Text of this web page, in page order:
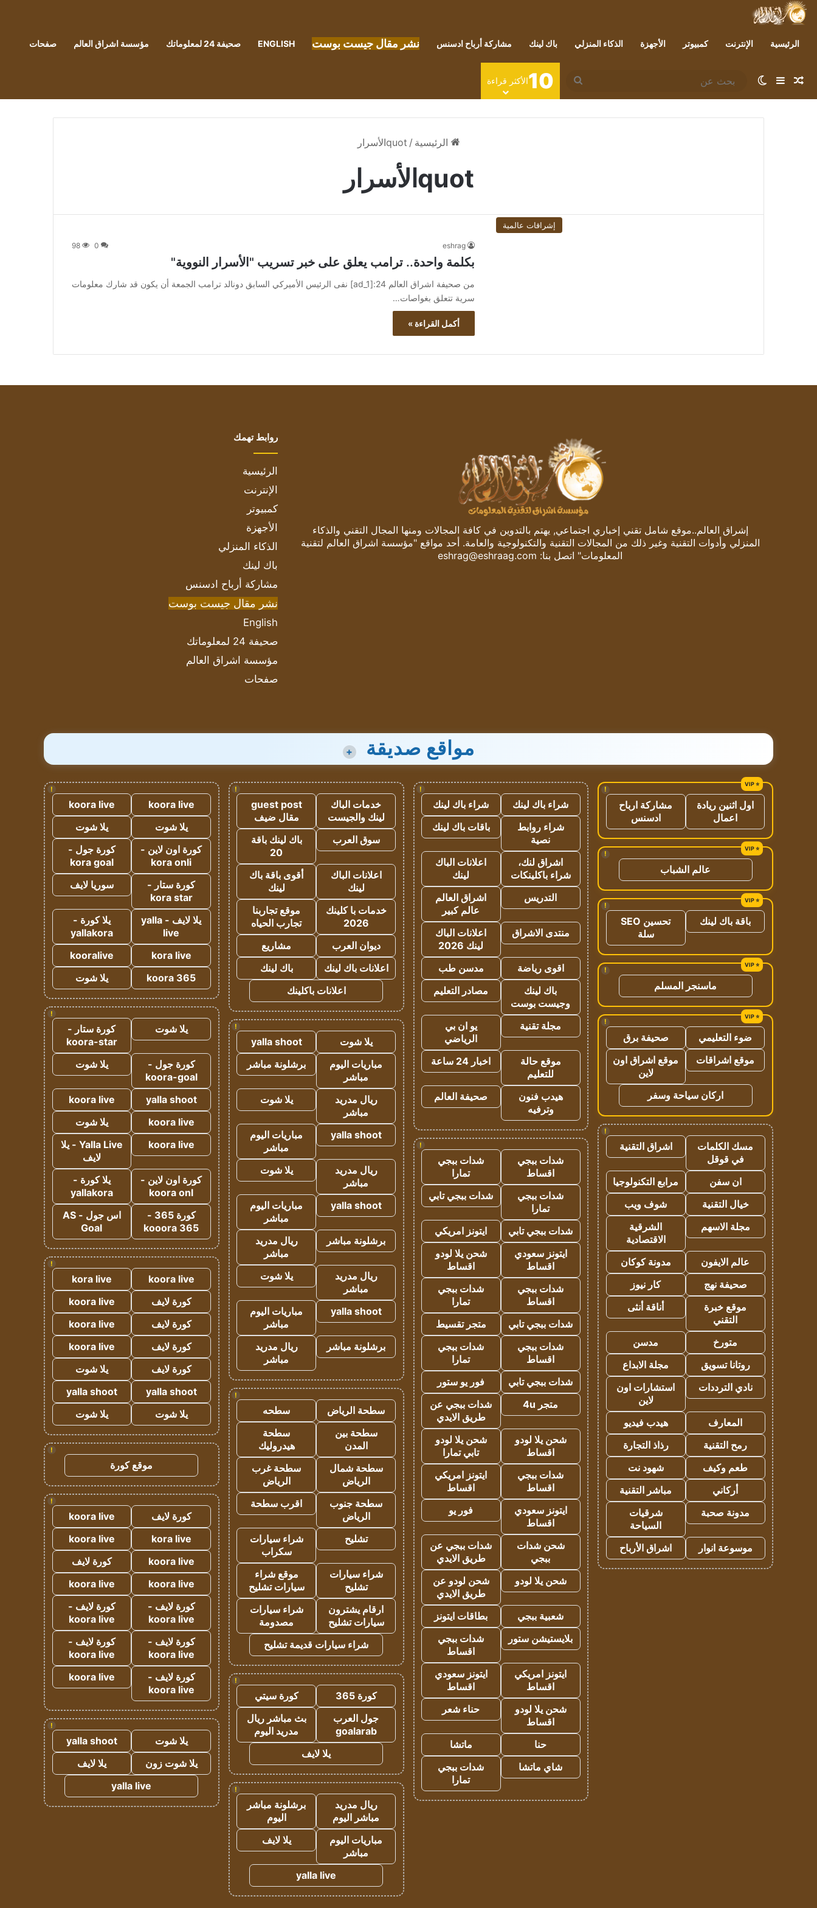
الرئيسية الإنترنت كمبيوتر الأجهزة الذكاء المنزلي باك لينك مشاركة أرباح ادسنس نشر مقال جيست بوست ENGLISH صحيفة 24 لمعلوماتك مؤسسة اشراق العالم صفحات
مقال عشوائي
إضافة عمود جانبي
الوضع المظلم
بحث
عن
10الأكثر قراءة
الرئيسية / quotالأسرار
quotالأسرار
إشراقات عالمية
eshrag
0
98
بكلمة واحدة.. ترامب يعلق على خبر تسريب "الأسرار النووية"
من صحيفة اشراق العالم 24:[ad_1] نفى الرئيس الأميركي السابق دونالد ترامب الجمعة أن يكون قد شارك معلومات
سرية تتعلق بغواصات…
أكمل القراءة »
إشراق العالم..موقع شامل تقني إخباري اجتماعي, يهتم بالتدوين في كافة المجالات ومنها المجال التقني والذكاء
المنزلي وأدوات التقنية وغير ذلك من المجالات التقنية والتكنولوجية والعامة. أحد مواقع "مؤسسة اشراق العالم لتقنية
المعلومات" اتصل بنا: eshrag@eshraag.com
روابط تهمك
الرئيسية
الإنترنت
كمبيوتر
الأجهزة
الذكاء المنزلي
باك لينك
مشاركة أرباح ادسنس
نشر مقال جيست بوست
English
صحيفة 24 لمعلوماتك
مؤسسة اشراق العالم
صفحات
مواقع صديقة +
!
اول اثنين ريادة
اعمال
مشاركة ارباح
ادسنس
!
عالم الشباب
!
باقة باك لينك
تحسين SEO
سلة
!
ماسنجر المسلم
!
ضوء التعليمي
صحيفة برق
موقع اشراقات
موقع اشراق اون
لاين
اركان سياحة وسفر
!
مسك الكلمات
في قوقل
اشراق التقنية
ان سفن
مرابع التكنولوجيا
خيال التقنية
شوف ويب
مجلة الاسهم
الشرقية
الاقتصادية
عالم الايفون
مدونة كوكان
صحيفة نهج
كار نيوز
موقع خبرة
التقني
أناقة أنثى
متورخ
مدسن
روتانا تسويق
مجلة الابداع
نادي الترددات
استشارات اون
لاين
المعارف
هيدب فيديو
رمح التقنية
رذاذ التجارة
طعم وكيف
شهود نت
أركاني
مباشر التقنية
مدونة صحبة
شرقيات
السياحة
موسوعة انوار
اشراق الأرباح
!
شراء باك لينك
شراء باك لينك
شراء روابط
نصية
باقات باك لينك
اشراق لنك،
شراء باكلينكات
اعلانات الباك
لينك
التدريس
اشراق العالم
عالم كبير
منتدى الاشراق
اعلانات الباك
لينك 2026
اقوى رياضة
مدسن طب
باك لينك
وجيست بوست
مصادر التعليم
مجلة تقنية
يو ان بي
الرياضي
موقع حالة
للتعليم
اخبار 24 ساعة
هيدب فنون
وترفيه
صحيفة العالم
!
شدات ببجي
اقساط
شدات ببجي
تمارا
شدات ببجي
تمارا
شدات ببجي تابي
شدات ببجي تابي
ايتونز امريكي
ايتونز سعودي
اقساط
شحن يلا لودو
اقساط
شدات ببجي
اقساط
شدات ببجي
تمارا
شدات ببجي تابي
متجر تقسيط
شدات ببجي
اقساط
شدات ببجي
تمارا
شدات ببجي تابي
فور يو ستور
متجر 4u
شدات ببجي عن
طريق الايدي
شحن يلا لودو
اقساط
شحن يلا لودو
تابي تمارا
شدات ببجي
اقساط
ايتونز امريكي
اقساط
ايتونز سعودي
اقساط
فور يو
شحن شدات
ببجي
شدات ببجي عن
طريق الايدي
شحن يلا لودو
شحن لودو عن
طريق الايدي
شعبية ببجي
بطاقات ايتونز
بلايستيشن ستور
شدات ببجي
اقساط
ايتونز امريكي
اقساط
ايتونز سعودي
اقساط
شحن يلا لودو
اقساط
حناء شعر
حنا
ماتشا
شاي ماتشا
شدات ببجي
تمارا
!
خدمات الباك
لينك والجيست
guest post
مقال ضيف
سوق العرب
باك لينك باقة
20
اعلانات الباك
لينك
أقوى باقة باك
لينك
خدمات با كلينك
2026
موقع تجاربنا
تجارب الحياه
ديوان العرب
مشاريع
اعلانات باك لينك
باك لينك
اعلانات باكلينك
!
يلا شوت
yalla shoot
مباريات اليوم
مباشر
برشلونة مباشر
ريال مدريد
مباشر
يلا شوت
yalla shoot
مباريات اليوم
مباشر
ريال مدريد
مباشر
يلا شوت
yalla shoot
مباريات اليوم
مباشر
برشلونة مباشر
ريال مدريد
مباشر
ريال مدريد
مباشر
يلا شوت
yalla shoot
مباريات اليوم
مباشر
برشلونة مباشر
ريال مدريد
مباشر
!
سطحة الرياض
سطحه
سطحة بين
المدن
سطحة
هيدروليك
سطحة شمال
الرياض
سطحة غرب
الرياض
سطحة جنوب
الرياض
اقرب سطحة
تشليح
شراء سيارات
سكراب
شراء سيارات
تشليح
موقع شراء
سيارات تشليح
ارقام يشترون
سيارات تشليح
شراء سيارات
مصدومة
شراء سيارات قديمة تشليح
!
كورة 365
كورة سيتي
جول العرب
goalarab
بث مباشر ريال
مدريد اليوم
يلا لايف
!
ريال مدريد
مباشر اليوم
برشلونة مباشر
اليوم
مباريات اليوم
مباشر
يلا لايف
yalla live
!
koora live
koora live
يلا شوت
يلا شوت
كورة اون لاين -
kora onli
كورة جول -
kora goal
كورة ستار -
kora star
سوريا لايف
يلا لايف - yalla
live
يلا كورة -
yallakora
kora live
kooralive
koora 365
يلا شوت
!
يلا شوت
كورة ستار -
koora-star
كورة جول -
koora-goal
يلا شوت
yalla shoot
koora live
koora live
يلا شوت
koora live
Yalla Live - يلا
لايف
كورة اون لاين -
koora onl
يلا كورة -
yallakora
كورة 365 -
kooora 365
اس جول - AS
Goal
!
koora live
kora live
كورة لايف
koora live
كورة لايف
koora live
كورة لايف
koora live
كورة لايف
يلا شوت
yalla shoot
yalla shoot
يلا شوت
يلا شوت
!
موقع كورة
!
كورة لايف
koora live
kora live
koora live
koora live
كورة لايف
koora live
koora live
كورة لايف -
koora live
كورة لايف -
koora live
كورة لايف -
koora live
كورة لايف -
koora live
كورة لايف -
koora live
koora live
!
يلا شوت
yalla shoot
يلا شوت زون
يلا لايف
yalla live